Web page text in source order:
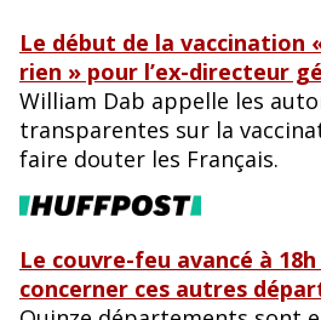
Le début de la vaccination
rien » pour l’ex-directeur
William Dab appelle les
transparentes sur la
faire douter les Français.
Le couvre-feu avancé à
concerner ces autres